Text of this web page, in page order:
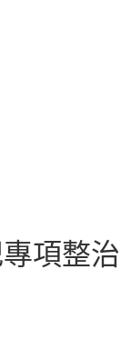
項整